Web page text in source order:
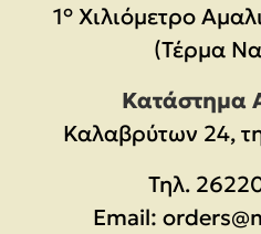
1° Χιλιόμετρο
(Τέρμα
Κατάστημα
Καλαβρύτων 24,
Τηλ.
Email: